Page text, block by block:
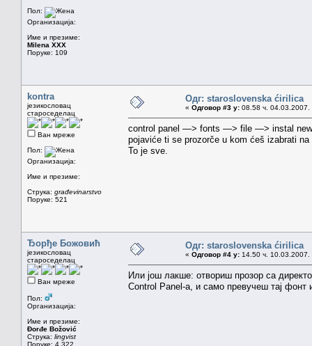
Пол:
Организација:
Име и презиме:
Milena XXX
Поруке: 109
kontra
језикословац
староседелац
Ван мреже
Пол:
Организација:
Име и презиме:
Струка: građevinarstvo
Поруке: 521
Одг: staroslovenska ćirilica
« Одговор #3 у: 08.58 ч. 04.03.2007.
control panel —> fonts —> file —> instal
pojaviće ti se prozorče u kom ćeš izabrati
To je sve.
Ђорђе Божовић
језикословац
староседелац
Ван мреже
Пол:
Организација:
Име и презиме:
Đorđe Božović
Струка: lingvist
Поруке: 4.322
Одг: staroslovenska ćirilica
« Одговор #4 у: 14.50 ч. 10.03.2007.
Или још лакше: отвориш прозор са
Control Panel-а, и само превучеш тај фонт